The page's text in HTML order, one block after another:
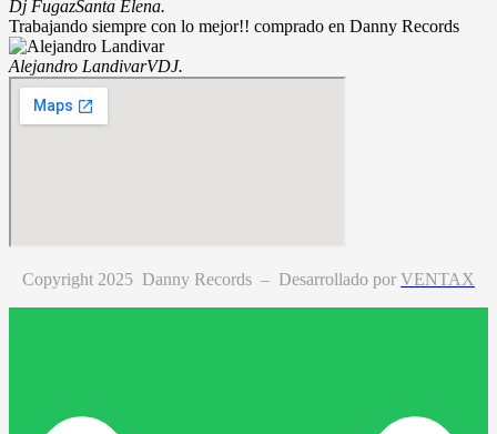
Dj FugazSanta Elena.
Trabajando siempre con lo mejor!! comprado en Danny Records
Alejandro LandivarVDJ.
Copyright 2025 Danny Records – Desarrollado por VENTAX